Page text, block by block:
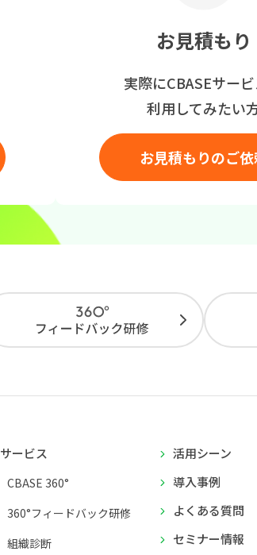
お見積もり
実際にCBASEサー
利用してみたい
お見積もりのご依
サービス
CBASE 360°
360°フィードバック研修
組織診断
活用シーン
導入事例
よくある質問
セミナー情報